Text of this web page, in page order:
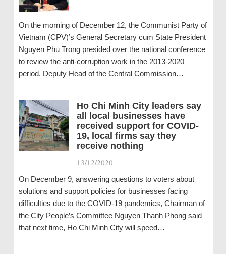
On the morning of December 12, the Communist Party of
Vietnam (CPV)’s General Secretary cum State President
Nguyen Phu Trong presided over the national conference
to review the anti-corruption work in the 2013-2020
period. Deputy Head of the Central Commission…
Ho Chi Minh City leaders say
all local businesses have
received support for COVID-
19, local firms say they
receive nothing
13/12/2020 |
On December 9, answering questions to voters about
solutions and support policies for businesses facing
difficulties due to the COVID-19 pandemics, Chairman of
the City People’s Committee Nguyen Thanh Phong said
that next time, Ho Chi Minh City will speed…